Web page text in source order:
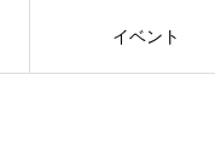
イベント